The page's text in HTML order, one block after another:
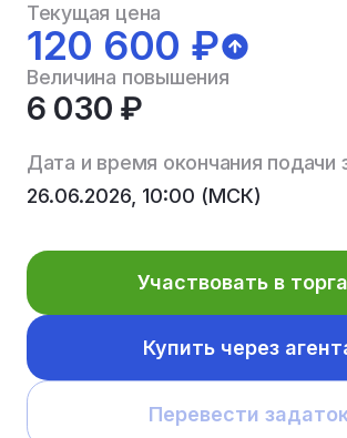
Текущая цена
120 600 ₽
Величина повышения
6 030 ₽
Дата и время окончания подачи
26.06.2026, 10:00 (МСК)
Участвовать в
Купить через
Перевести